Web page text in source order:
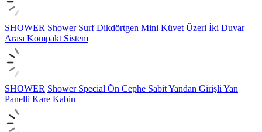
SHOWER Shower Surf Dikdörtgen Mini Küvet Üzeri İki Duvar
Arası Kompakt Sistem
SHOWER Shower Special Ön Cephe Sabit Yandan Girişli Yan
Panelli Kare Kabin